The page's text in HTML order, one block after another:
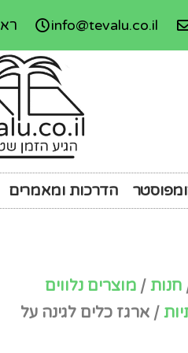
info@tevalu.co.il
הדרכות ומאמרים
חנות / מוצרים נלווים
/ ארגז כלים לגינה על